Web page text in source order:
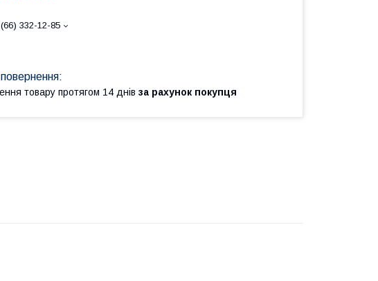
332-12-85
товару протягом 14 днів за рахунок покупця